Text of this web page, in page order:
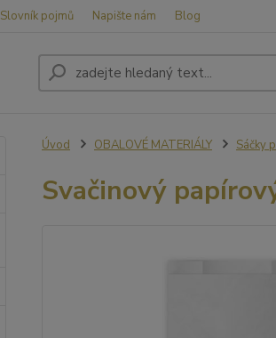
Slovník pojmů Napište nám Blog
Úvod OBALOVÉ MATERIÁLY Sáčky
Svačinový